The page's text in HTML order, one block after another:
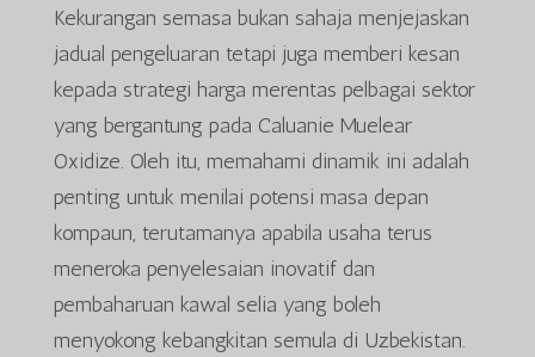
Kekurangan semasa bukan sahaja menjejaskan
jadual pengeluaran tetapi juga memberi kesan
kepada strategi harga merentas pelbagai sektor
yang bergantung pada Caluanie Muelear
Oxidize. Oleh itu, memahami dinamik ini adalah
penting untuk menilai potensi masa depan
kompaun, terutamanya apabila usaha terus
meneroka penyelesaian inovatif dan
pembaharuan kawal selia yang boleh
menyokong kebangkitan semula di Uzbekistan.